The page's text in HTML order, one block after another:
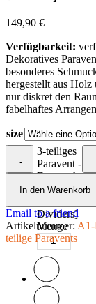
149,90 €
Verfügbarkeit:
Dekoratives
besonderes
hergestellt aus Holz
nur diskret den
fabelhaftes
size
-
3-teiliges
Paravent -
Dogtooth
Check
Dividers]
Menge
In den Warenkorb
Email to a friend
Artikelnummer:
teilige Paravents